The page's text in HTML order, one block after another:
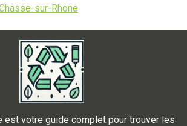
sur-Rhone
est votre guide complet pour trouver les